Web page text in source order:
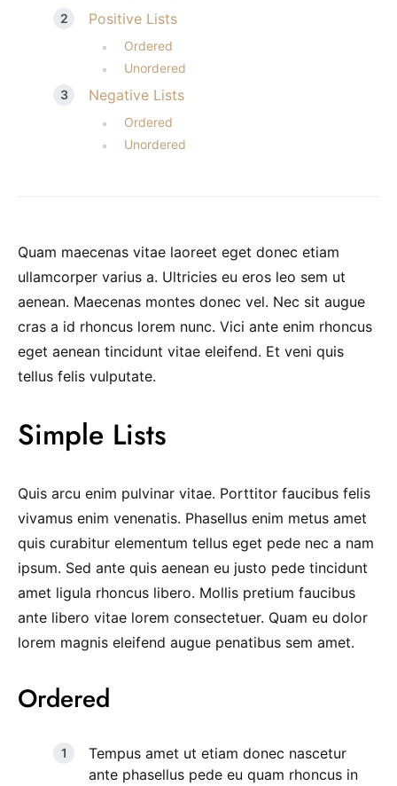
Positive Lists
Ordered
Unordered
Negative Lists
Ordered
Unordered
Quam maecenas vitae laoreet eget donec etiam
ullamcorper varius a. Ultricies eu eros leo sem ut
aenean. Maecenas montes donec vel. Nec sit augue
cras a id rhoncus lorem nunc. Vici ante enim rhoncus
eget aenean tincidunt vitae eleifend. Et veni quis
tellus felis vulputate.
Simple Lists
Quis arcu enim pulvinar vitae. Porttitor faucibus felis
vivamus enim venenatis. Phasellus enim metus amet
quis curabitur elementum tellus eget pede nec a nam
ipsum. Sed ante quis aenean eu justo pede tincidunt
amet ligula rhoncus libero. Mollis pretium faucibus
ante libero vitae lorem consectetuer. Quam eu dolor
lorem magnis eleifend augue penatibus sem amet.
Ordered
Tempus amet ut etiam donec nascetur
ante phasellus pede eu quam rhoncus in